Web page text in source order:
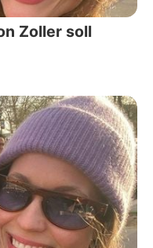
Zoller soll